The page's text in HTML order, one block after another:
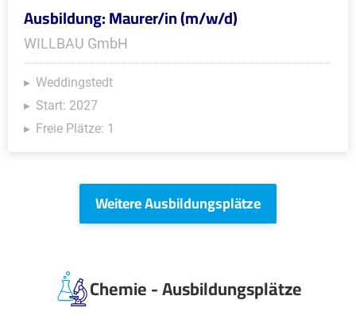
Ausbildung: Maurer/in (m/w/d)
WILLBAU GmbH
Weddingstedt
Start: 2027
Freie Plätze: 1
Weitere Ausbildungsplätze
Chemie - Ausbildungsplätze